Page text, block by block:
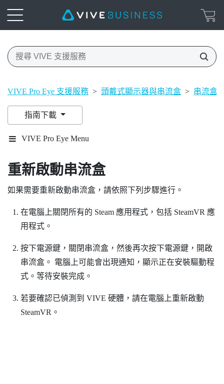
VIVE Pro Eye 支援服務 > 頭戴式顯示器與串流盒 > 串流盒
指南下載
VIVE Pro Eye Menu
重新啟動串流盒
如果需要重新啟動串流盒，請依照下列步驟進行。
在電腦上關閉所有的 Steam應用程式，包括 SteamVR 應
用程式。
按下電源鍵，關閉串流盒，然後再次按下電源鍵，開啟
串流盒。 電腦上可能會出現通知，顯示正在安裝驅動程
式。等待安裝完成。
若要確認已偵測到 VIVE 硬體，請在電腦上重新啟動
SteamVR 。